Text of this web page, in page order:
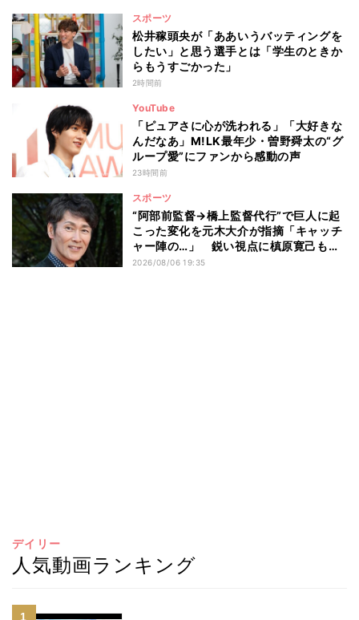
スポーツ
松井稼頭央が「ああいうバッティングを
したい」と思う選手とは「学生のときか
らもうすごかった」
2時間前
YouTube
「ピュアさに心が洗われる」「大好きな
んだなあ」M!LK最年少・曽野舜太の“グ
ループ愛”にファンから感動の声
23時間前
スポーツ
“阿部前監督→橋上監督代行”で巨人に起
こった変化を元木大介が指摘「キャッチ
ャー陣の…」 鋭い視点に槙原寛己も感
心「やっぱりクセ者だな」
2026/08/06 19:35
デイリー
人気動画ランキング